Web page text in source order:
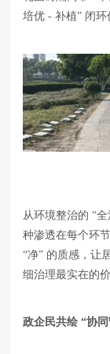
培优 - 补植” 闭环
从环境整治的 “
种渗透在每个环
“净” 的质感，让
细治理最实在的价
政企民共绘 “协